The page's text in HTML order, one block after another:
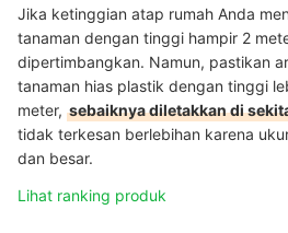
Jika ketinggian atap rumah Anda
tanaman dengan tinggi hampir 2
dipertimbangkan. Namun, pastikan
tanaman hias plastik dengan tinggi
meter, sebaiknya diletakkan di
tidak terkesan berlebihan karena
dan besar.
Lihat ranking produk